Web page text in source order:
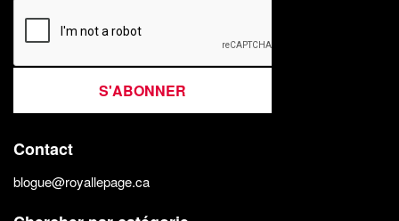
S'ABONNER
Contact
blogue@royallepage.ca